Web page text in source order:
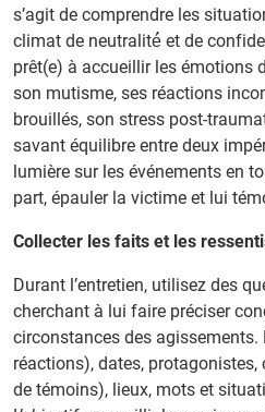
s’agit de comprendre les
climat de neutralité́ et de
prêt(e) à accueillir les émotions
son mutisme, ses réactions
brouillés, son stress post-
savant équilibre entre deux
lumière sur les événements en
part, épauler la victime et lui
Collecter les faits et les
Durant l’entretien, utilisez des
cherchant à lui faire préciser
circonstances des agissements.
réactions), dates, protagonistes,
de témoins), lieux, mots et